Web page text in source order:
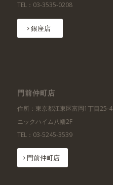
TEL：03-3535-0208
銀座店
門前仲町店
住所：東京都江東区富岡1丁目25-4
ニックハイム八幡2F
TEL：03-5245-3539
門前仲町店